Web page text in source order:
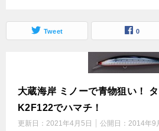
Tweet 0
大蔵海岸 ミノーで青物狙い！
K2F122でハマチ！
更新日： 2021年4月5日 公開日： 2014年9